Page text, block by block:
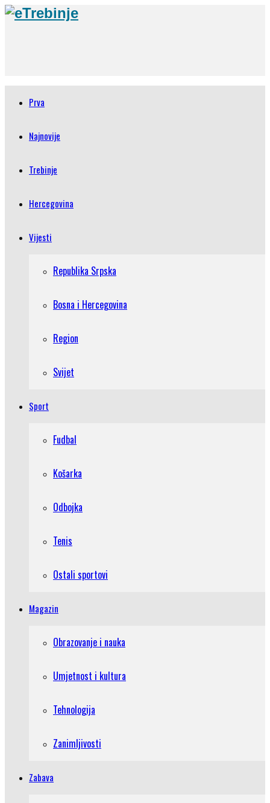
Prva
Najnovije
Trebinje
Hercegovina
Vijesti
Republika Srpska
Bosna i Hercegovina
Region
Svijet
Sport
Fudbal
Košarka
Odbojka
Tenis
Ostali sportovi
Magazin
Obrazovanje i nauka
Umjetnost i kultura
Tehnologija
Zanimljivosti
Zabava